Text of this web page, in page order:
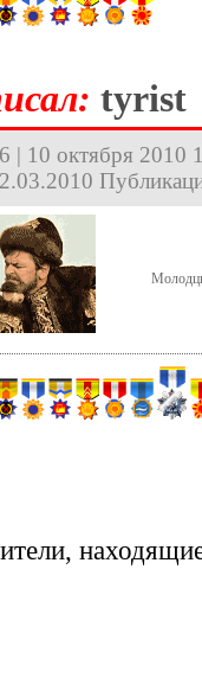
tyrist
| 10 октября 2010